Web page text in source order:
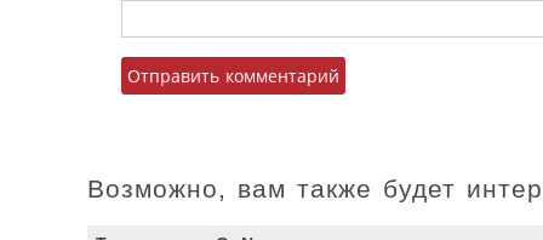
Возможно, вам также будет